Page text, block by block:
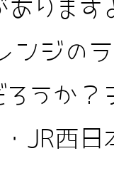
ります
ジのラ
うか？
西日